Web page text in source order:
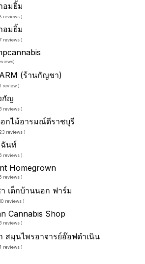
อมยิ้ม
reviews )
อมยิ้ม
reviews )
)
(ร้านกัญชา)
review )
กัญ
reviews )
กไม้อารมณ์ดีราชบุรี
reviews )
นท์
reviews )
Homegrown
reviews )
เด็กบ้านนอก ฟาร์ม
reviews )
Cannabis Shop
reviews )
สมุนไพรอาจารย์อ๊อฟดำเนิน
reviews )